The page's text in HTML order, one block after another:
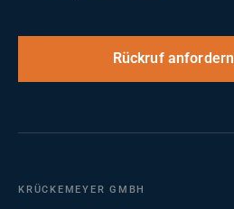
Rückruf anfordern
KRÜCKEMEYER GMBH